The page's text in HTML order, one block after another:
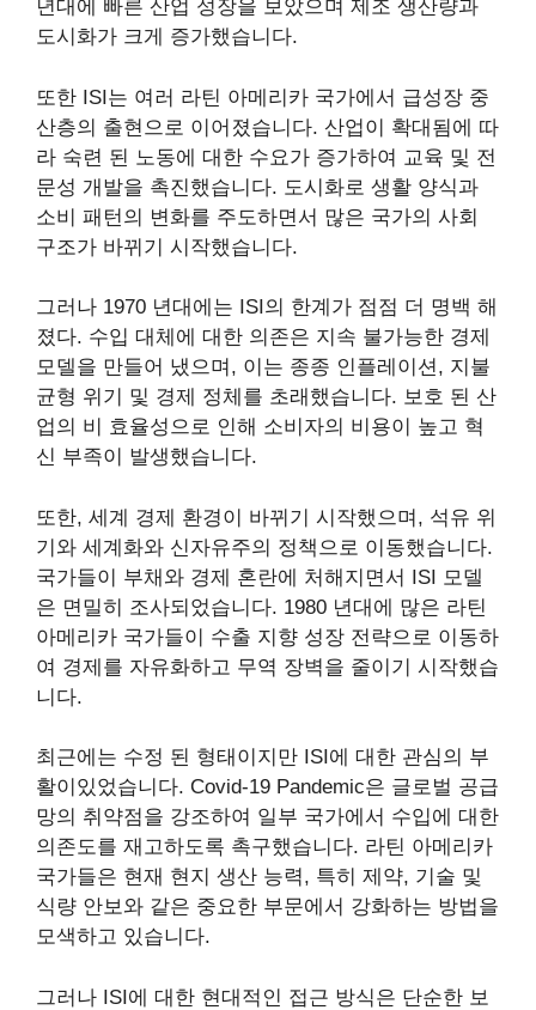
년대에 빠른 산업 성장을 보았으며 제조 생산량과
도시화가 크게 증가했습니다.
또한 ISI는 여러 라틴 아메리카 국가에서 급성장 중
산층의 출현으로 이어졌습니다. 산업이 확대됨에 따
라 숙련 된 노동에 대한 수요가 증가하여 교육 및 전
문성 개발을 촉진했습니다. 도시화로 생활 양식과
소비 패턴의 변화를 주도하면서 많은 국가의 사회
구조가 바뀌기 시작했습니다.
그러나 1970 년대에는 ISI의 한계가 점점 더 명백 해
졌다. 수입 대체에 대한 의존은 지속 불가능한 경제
모델을 만들어 냈으며, 이는 종종 인플레이션, 지불
균형 위기 및 경제 정체를 초래했습니다. 보호 된 산
업의 비 효율성으로 인해 소비자의 비용이 높고 혁
신 부족이 발생했습니다.
또한, 세계 경제 환경이 바뀌기 시작했으며, 석유 위
기와 세계화와 신자유주의 정책으로 이동했습니다.
국가들이 부채와 경제 혼란에 처해지면서 ISI 모델
은 면밀히 조사되었습니다. 1980 년대에 많은 라틴
아메리카 국가들이 수출 지향 성장 전략으로 이동하
여 경제를 자유화하고 무역 장벽을 줄이기 시작했습
니다.
최근에는 수정 된 형태이지만 ISI에 대한 관심의 부
활이있었습니다. Covid-19 Pandemic은 글로벌 공급
망의 취약점을 강조하여 일부 국가에서 수입에 대한
의존도를 재고하도록 촉구했습니다. 라틴 아메리카
국가들은 현재 현지 생산 능력, 특히 제약, 기술 및
식량 안보와 같은 중요한 부문에서 강화하는 방법을
모색하고 있습니다.
그러나 ISI에 대한 현대적인 접근 방식은 단순한 보